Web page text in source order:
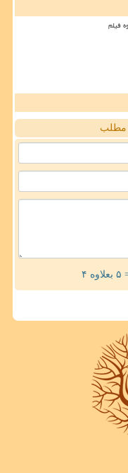
فیلم
مطلب
۴